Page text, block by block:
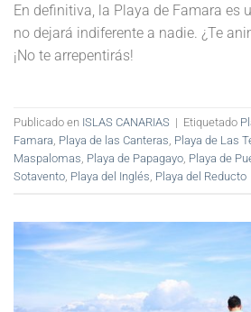
En definitiva, la Playa de Famara es
no dejará indiferente a nadie. ¿Te
¡No te arrepentirás!
Publicado en ISLAS CANARIAS | Etiquetado
Famara Playa de las Canteras Playa de Las
Maspalomas Playa de Papagayo Playa de
Sotavento Playa del Inglés Playa del Reducto